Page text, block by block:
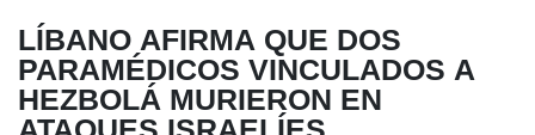
LÍBANO AFIRMA QUE DOS
PARAMÉDICOS VINCULADOS A
HEZBOLÁ MURIERON EN